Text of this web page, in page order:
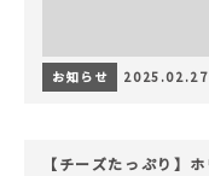
お知らせ 2025.02.27
【チーズたっぷり】